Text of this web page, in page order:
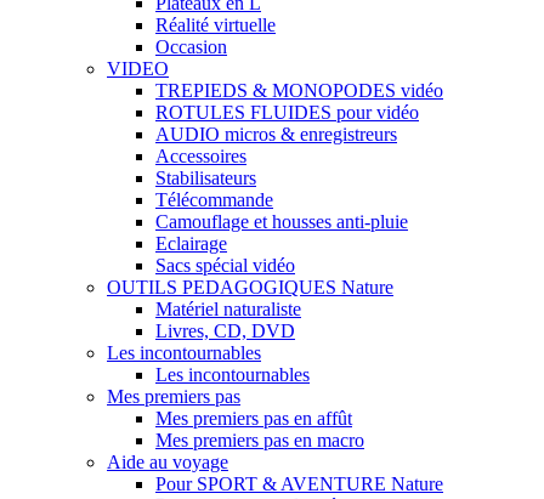
Réalité virtuelle
Occasion
VIDEO
TREPIEDS & MONOPODES vidéo
ROTULES FLUIDES pour vidéo
AUDIO micros & enregistreurs
Accessoires
Stabilisateurs
Télécommande
Camouflage et housses anti-pluie
Eclairage
Sacs spécial vidéo
OUTILS PEDAGOGIQUES Nature
Matériel naturaliste
Livres, CD, DVD
Les incontournables
Les incontournables
Mes premiers pas
Mes premiers pas en affût
Mes premiers pas en macro
Aide au voyage
Pour SPORT & AVENTURE Nature